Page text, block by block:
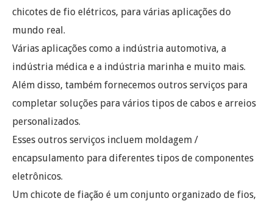
chicotes de fio elétricos, para várias aplicações do
mundo real.
Várias aplicações como a indústria automotiva, a
indústria médica e a indústria marinha e muito mais.
Além disso, também fornecemos outros serviços para
completar soluções para vários tipos de cabos e arreios
personalizados.
Esses outros serviços incluem moldagem /
encapsulamento para diferentes tipos de componentes
eletrônicos.
Um chicote de fiação é um conjunto organizado de fios,